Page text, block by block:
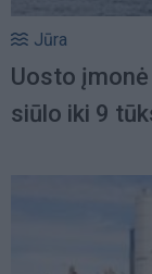
Jūra
Uosto
siūlo iki 9